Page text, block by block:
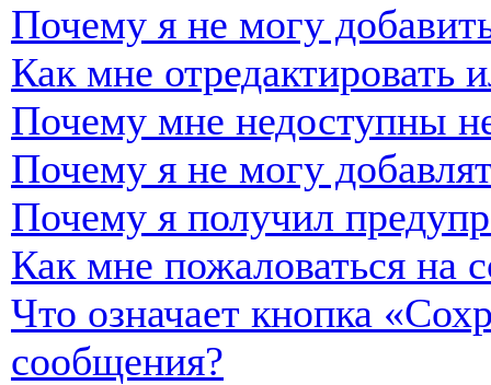
Почему я не могу
Как мне отредактировать
Почему мне недоступны
Почему я не могу
Почему я получил
Как мне пожаловаться на
Что означает кнопка
сообщения?